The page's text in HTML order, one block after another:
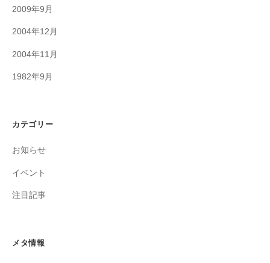
2009年9月
2004年12月
2004年11月
1982年9月
カテゴリー
お知らせ
イベント
注目記事
メタ情報